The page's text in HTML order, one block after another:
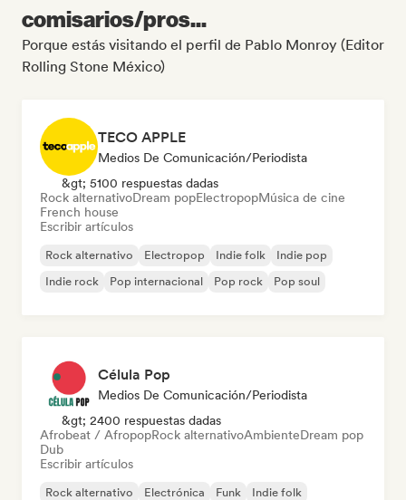
comisarios/pros...
Porque estás visitando el perfil de Pablo Monroy (Editor
Rolling Stone México)
TECO APPLE
Medios De Comunicación/Periodista
&gt; 5100 respuestas dadas
Rock alternativoDream popElectropopMúsica de cine
French house
Escribir artículos
Rock alternativo Electropop Indie folk
Indie pop
Indie rock
Pop internacional Pop rock Pop soul
Célula Pop
Medios De Comunicación/Periodista
&gt; 2400 respuestas dadas
Afrobeat / AfropopRock alternativoAmbienteDream pop
Dub
Escribir artículos
Rock alternativo Electrónica Funk
Indie folk